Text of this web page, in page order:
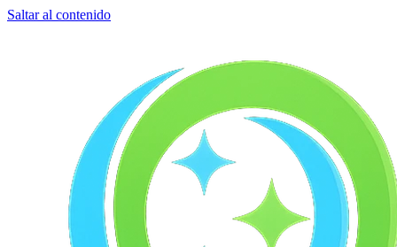
Saltar al contenido